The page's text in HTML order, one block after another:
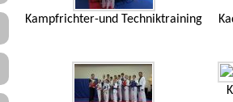
Kampfrichter-und Techniktraining